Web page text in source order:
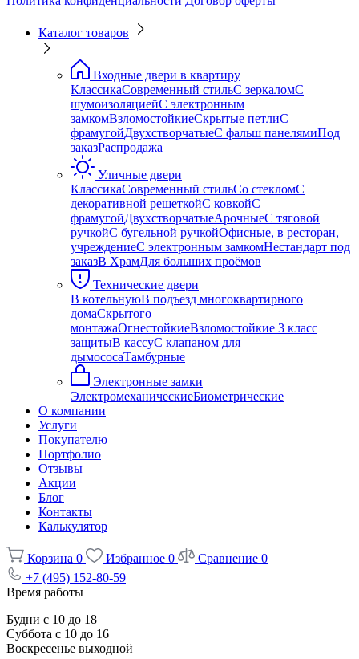
Каталог товаров
Входные двери в квартиру
КлассикаСовременный стильС зеркаломС
шумоизоляциейС электронным
замкомВзломостойкиеСкрытые петлиС
фрамугойДвухстворчатыеС фальш панелямиПод
заказРаспродажа
Уличные двери
КлассикаСовременный стильСо стекломС
декоративной решеткойС ковкойС
фрамугойДвухстворчатыеАрочныеС тяговой
ручкойС бугельной ручкойОфисные, в ресторан,
учреждениеС электронным замкомНестандарт под
заказВ ХрамДля больших проёмов
Технические двери
В котельнуюВ подъезд многоквартирного
домаСкрытого
монтажаОгнестойкиеВзломостойкие 3 класс
защитыВ кассуС клапаном для
дымососаТамбурные
Электронные замки
ЭлектромеханическиеБиометрические
О компании
Услуги
Покупателю
Портфолио
Отзывы
Акции
Блог
Контакты
Калькулятор
Корзина 0 Избранное 0 Сравнение 0
+7 (495) 152-80-59
Время работы
Будни с 10 до 18
Суббота с 10 до 16
Воскресенье выходной